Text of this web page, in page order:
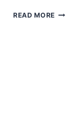
READ MORE 11वां